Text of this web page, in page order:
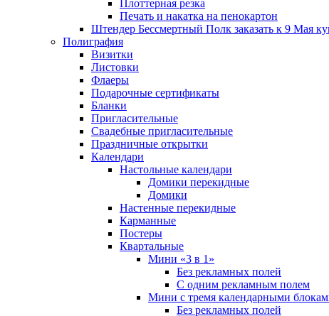
Плоттерная резка
Печать и накатка на пенокартон
Штендер Бессмертный Полк заказать к 9 Мая
Полиграфия
Визитки
Листовки
Флаеры
Подарочные сертификаты
Бланки
Пригласительные
Свадебные пригласительные
Праздничные открытки
Календари
Настольные календари
Домики перекидные
Домики
Настенные перекидные
Карманные
Постеры
Квартальные
Мини «3 в 1»
Без рекламных полей
С одним рекламным полем
Мини с тремя календарными
Без рекламных полей